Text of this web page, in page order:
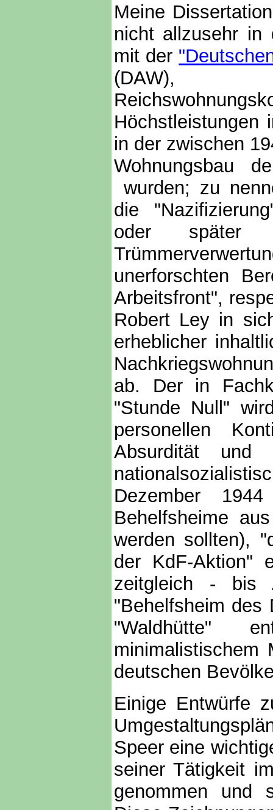
Meine
nicht allzusehr in
mit der
(DAW),
Höchstleistungen
in der zwischen
Wohnungsbau
wurden; zu
die
oder später
unerforschten
Arbeitsfront",
Robert Ley in
erheblicher
ab. Der in
"Stunde Null"
personellen
Absurdität und
Dezember
Behelfsheime
werden sollten),
der KdF-Aktion"
zeitgleich -
"Behelfsheim des
"Waldhütte"
minimalistischem
deutschen
Einige Entwürfe
Speer eine
seiner Tätigkeit
genommen und